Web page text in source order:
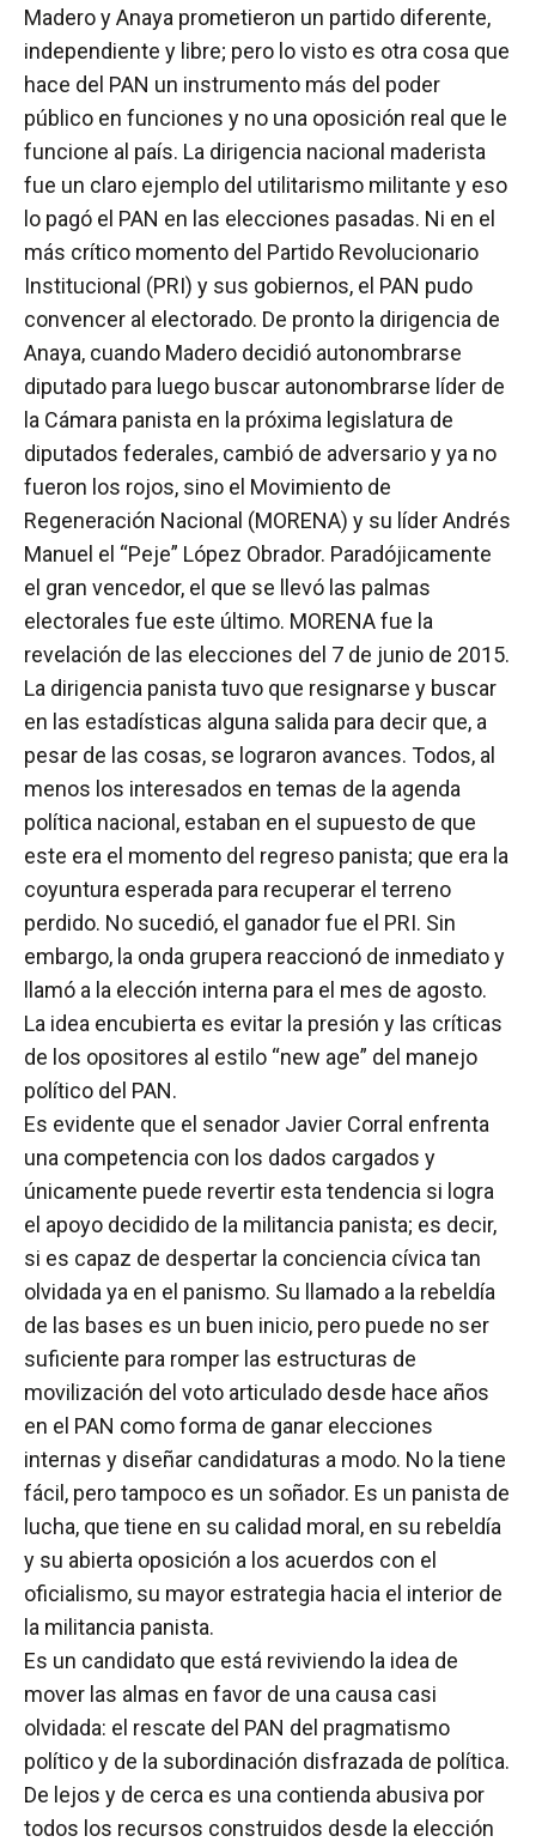
Madero y Anaya prometieron un partido diferente,
independiente y libre; pero lo visto es otra cosa que
hace del PAN un instrumento más del poder
público en funciones y no una oposición real que le
funcione al país. La dirigencia nacional maderista
fue un claro ejemplo del utilitarismo militante y eso
lo pagó el PAN en las elecciones pasadas. Ni en el
más crítico momento del Partido Revolucionario
Institucional (PRI) y sus gobiernos, el PAN pudo
convencer al electorado. De pronto la dirigencia de
Anaya, cuando Madero decidió autonombrarse
diputado para luego buscar autonombrarse líder de
la Cámara panista en la próxima legislatura de
diputados federales, cambió de adversario y ya no
fueron los rojos, sino el Movimiento de
Regeneración Nacional (MORENA) y su líder Andrés
Manuel el “Peje” López Obrador. Paradójicamente
el gran vencedor, el que se llevó las palmas
electorales fue este último. MORENA fue la
revelación de las elecciones del 7 de junio de 2015.
La dirigencia panista tuvo que resignarse y buscar
en las estadísticas alguna salida para decir que, a
pesar de las cosas, se lograron avances. Todos, al
menos los interesados en temas de la agenda
política nacional, estaban en el supuesto de que
este era el momento del regreso panista; que era la
coyuntura esperada para recuperar el terreno
perdido. No sucedió, el ganador fue el PRI. Sin
embargo, la onda grupera reaccionó de inmediato y
llamó a la elección interna para el mes de agosto.
La idea encubierta es evitar la presión y las críticas
de los opositores al estilo “new age” del manejo
político del PAN.
Es evidente que el senador Javier Corral enfrenta
una competencia con los dados cargados y
únicamente puede revertir esta tendencia si logra
el apoyo decidido de la militancia panista; es decir,
si es capaz de despertar la conciencia cívica tan
olvidada ya en el panismo. Su llamado a la rebeldía
de las bases es un buen inicio, pero puede no ser
suficiente para romper las estructuras de
movilización del voto articulado desde hace años
en el PAN como forma de ganar elecciones
internas y diseñar candidaturas a modo. No la tiene
fácil, pero tampoco es un soñador. Es un panista de
lucha, que tiene en su calidad moral, en su rebeldía
y su abierta oposición a los acuerdos con el
oficialismo, su mayor estrategia hacia el interior de
la militancia panista.
Es un candidato que está reviviendo la idea de
mover las almas en favor de una causa casi
olvidada: el rescate del PAN del pragmatismo
político y de la subordinación disfrazada de política.
De lejos y de cerca es una contienda abusiva por
todos los recursos construidos desde la elección